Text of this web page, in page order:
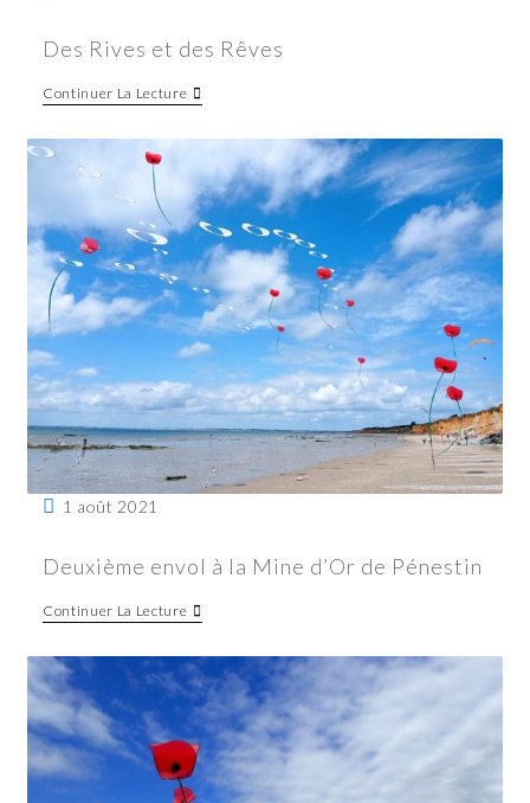
Des Rives et des Rêves
Continuer La Lecture
1 août 2021
Deuxième envol à la Mine d’Or de Pénestin
Continuer La Lecture